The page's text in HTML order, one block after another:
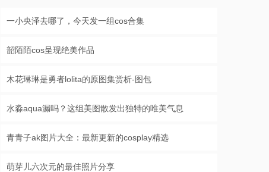
一小央泽去哪了，今天发一组cos合集
韶陌陌cos呈现绝美作品
木花琳琳是勇者lolita的原图集赏析-图包
水淼aqua漏吗？这组美图散发出独特的唯美气息
青青子ak图片大全：最新更新的cosplay精选
萌芽儿六次元的最佳照片分享